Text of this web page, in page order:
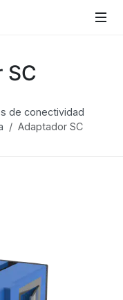
SC
de conectividad
Adaptador SC